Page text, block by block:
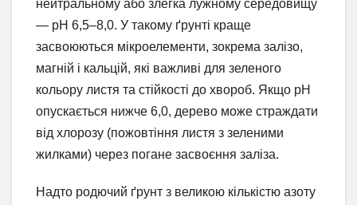
нейтральному або злегка лужному середовищу
— pH 6,5–8,0. У такому ґрунті краще
засвоюються мікроелементи, зокрема залізо,
магній і кальцій, які важливі для зеленого
кольору листя та стійкості до хвороб. Якщо pH
опускається нижче 6,0, дерево може страждати
від хлорозу (пожовтіння листя з зеленими
жилками) через погане засвоєння заліза.
Надто родючий ґрунт з великою кількістю азоту